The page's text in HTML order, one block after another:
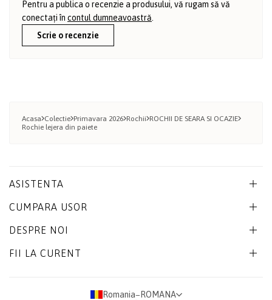
Pentru a publica o recenzie a produsului, vă rugam să vă
conectați în contul dumneavoastră
Scrie o recenzie
Acasa Colectie Primavara 2026 Rochii ROCHII DE SEARA SI OCAZIE
Rochie lejera din paiete
ASISTENTA
CUMPARA USOR
DESPRE NOI
FII LA CURENT
Romania− ROMANA